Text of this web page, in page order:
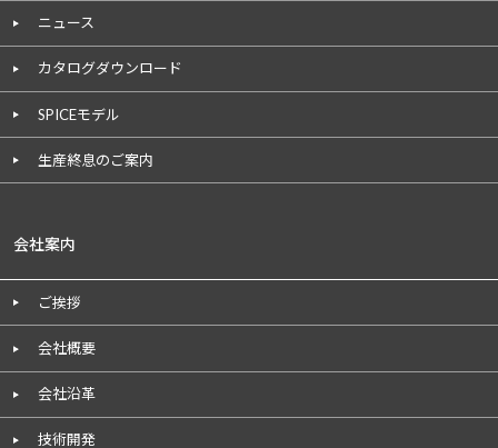
ニュース
カタログダウンロード
SPICEモデル
生産終息のご案内
会社案内
ご挨拶
会社概要
会社沿革
技術開発